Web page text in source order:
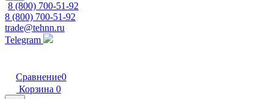
8 (800) 700-51-92
8 (800) 700-51-92
trade@tehnn.ru
Telegram
Сравнение0
Корзина 0